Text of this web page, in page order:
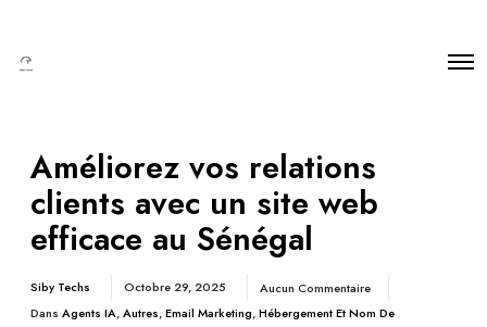
Améliorez vos relations
clients avec un site web
efficace au Sénégal
Siby Techs Octobre 29, 2025
Aucun Commentaire
Dans Agents IA,Autres,Email Marketing,Hébergement Et Nom De